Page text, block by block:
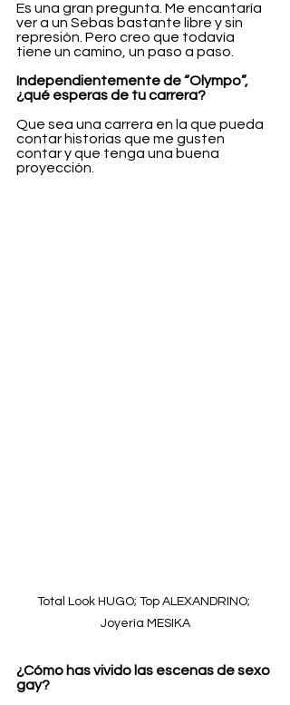
Es una gran pregunta. Me encantaría
ver a un Sebas bastante libre y sin
represión. Pero creo que todavía
tiene un camino, un paso a paso.
Independientemente de “Olympo”,
¿qué esperas de tu carrera?
Que sea una carrera en la que pueda
contar historias que me gusten
contar y que tenga una buena
proyección.
Total Look HUGO; Top ALEXANDRINO;
Joyería MESIKA
¿Cómo has vivido las escenas de sexo
gay?